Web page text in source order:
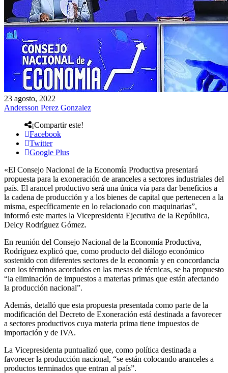
23 agosto, 2022
Andersson Perez Gonzalez
¡Compartir este!
Facebook
Twitter
Google Plus
«El Consejo Nacional de la Economía Productiva presentará
propuesta para la exoneración de aranceles a sectores industriales del
país. El arancel productivo será una única vía para dar beneficios a
la cadena de producción y a los bienes de capital que pertenecen a la
misma, específicamente en lo relacionado con maquinarias”,
informó este martes la Vicepresidenta Ejecutiva de la República,
Delcy Rodríguez Gómez.
En reunión del Consejo Nacional de la Economía Productiva,
Rodríguez explicó que, como producto del diálogo económico
sostenido con diferentes sectores de la economía y en concordancia
con los términos acordados en las mesas de técnicas, se ha propuesto
“la eliminación de impuestos a materias primas que están afectando
la producción nacional”.
Además, detalló que esta propuesta presentada como parte de la
modificación del Decreto de Exoneración está destinada a favorecer
a sectores productivos cuya materia prima tiene impuestos de
importación y de IVA.
La Vicepresidenta puntualizó que, como política destinada a
favorecer la producción nacional, “se están colocando aranceles a
productos terminados que entran al país”.